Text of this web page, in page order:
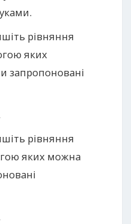
рівняння
яких
запропоновані
рівняння
яких можна